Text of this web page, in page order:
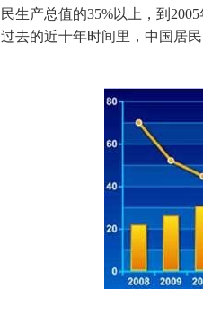
民生产总值的35%以上，到
过去的近十年时间里，中国居